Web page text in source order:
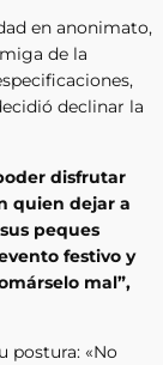
en anonimato,
de la
declinar la
disfrutar
quien dejar a
peques
festivo y
mal”,
postura: «No